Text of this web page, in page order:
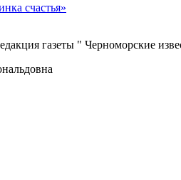
счастья»
газеты " Черноморские